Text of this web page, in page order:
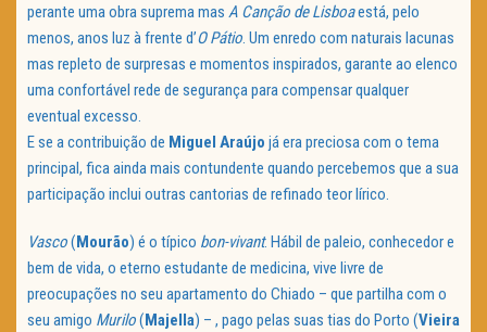
perante uma obra suprema mas A Canção de Lisboaestá, pelo
menos, anos luz à frente d’O Pátio. Um enredo com naturais lacunas
mas repleto de surpresas e momentos inspirados, garante ao elenco
uma confortável rede de segurança para compensar qualquer
eventual excesso.
E se a contribuição de Miguel Araújo já era preciosa com o tema
principal, fica ainda mais contundente quando percebemos que a sua
participação inclui outras cantorias de refinado teor lírico.
Vasco(Mourão) é o típico bon-vivant. Hábil de paleio, conhecedor e
bem de vida, o eterno estudante de medicina, vive livre de
preocupações no seu apartamento do Chiado – que partilha com o
seu amigo Murilo(Majella) – , pago pelas suas tias do Porto (Vieira